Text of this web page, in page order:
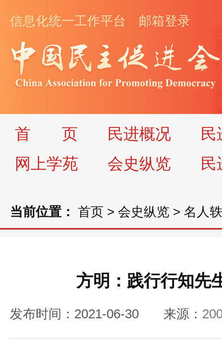
信息化统一工作平台 邮箱登录
首 页 民进概况
民
网上学苑
会史纵览 民
当前位置： 首页 > 会史纵览 > 名人
方明：践行行知先
发布时间：2021-06-30 来源：